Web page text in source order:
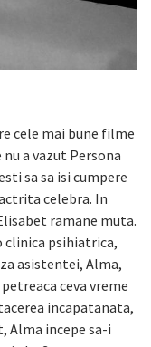
cele mai bune filme
a vazut Persona
sa sa isi cumpere
celebra. In
ramane muta.
clinica psihiatrica,
asistentei, Alma,
ceva vreme
incapatanata,
Alma incepe sa-i